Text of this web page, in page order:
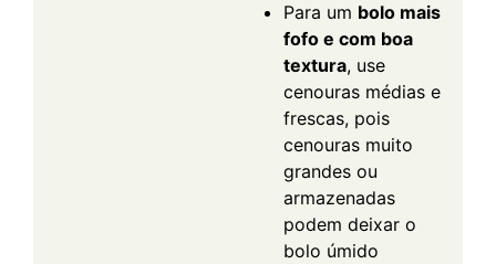
Para um bolo mais
fofo e com boa
textura, use
cenouras médias e
frescas, pois
cenouras muito
grandes ou
armazenadas
podem deixar o
bolo úmido